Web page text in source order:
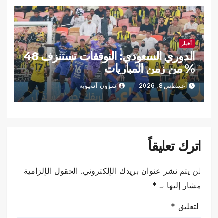
أخبار
الدوري السعودي: التوقفات تستنزف 48
% من زمن المباريات
أغسطس 8, 2026 شؤون آسيوية
اترك تعليقاً
لن يتم نشر عنوان بريدك الإلكتروني. الحقول الإلزامية
مشار إليها بـ *
التعليق *